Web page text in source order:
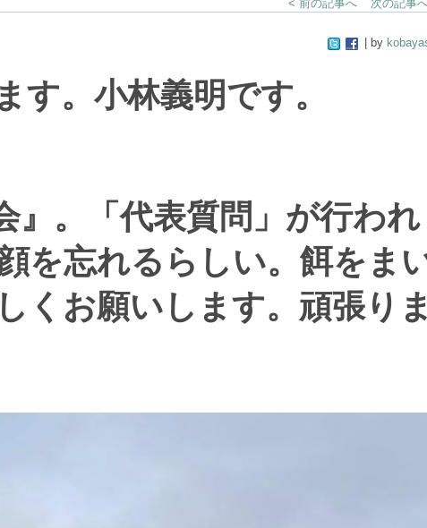
< 前の記事へ 次の記事
| by
林義明です。
。「代表質問」が行われ
を忘れるらしい。餌をま
くお願いします。頑張り